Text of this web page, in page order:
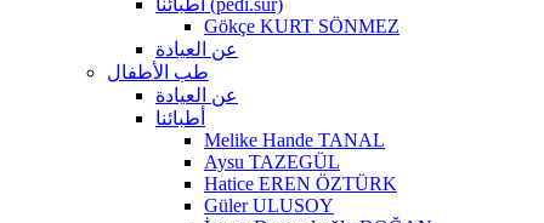
Gökçe KURT SÖNMEZ
عن العيادة
طب الأطفال
عن العيادة
أطبائنا
Melike Hande TANAL
Aysu TAZEGÜL
Hatice EREN ÖZTÜRK
Güler ULUSOY